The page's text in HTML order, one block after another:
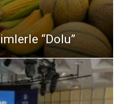
“Dolu”